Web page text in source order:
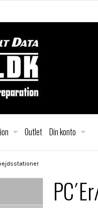
Outlet Din konto